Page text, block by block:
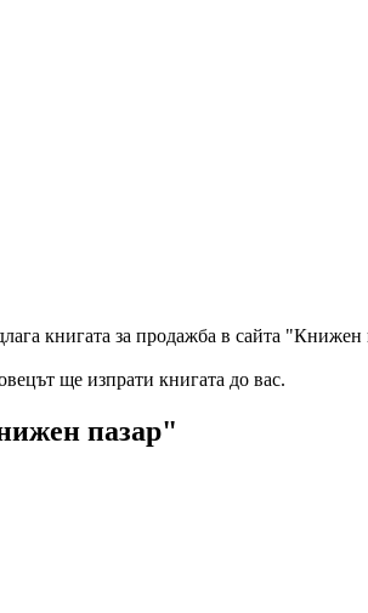
книгата за продажба в сайта "Книжен
ще изпрати книгата до вас.
пазар"